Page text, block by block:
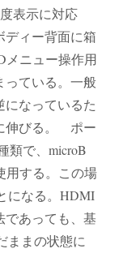
度表示に対応
ディー背面に箱
メニュー操作用
っている。一般
なっているた
伸びる。 ポー
類で、microB
用する。この場
になる。HDMI
であっても、基
ままの状態に